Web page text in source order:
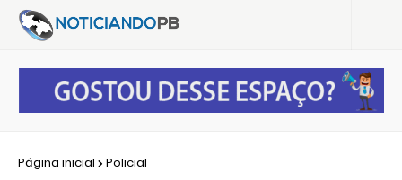
Página inicial Policial